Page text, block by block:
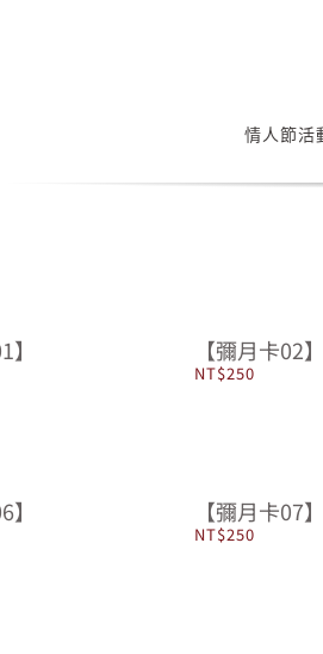
情人節活
【彌月卡02】
NT$250
【彌月卡07】
NT$250